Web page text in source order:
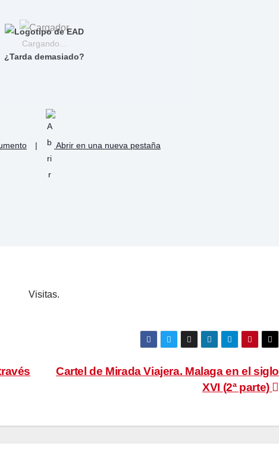
Cargando...
¿Tarda demasiado?
| Abrir en una nueva pestaña
Visitas.
Cartel de Mirada Viajera. Malaga en el siglo
XVI (2ª parte)